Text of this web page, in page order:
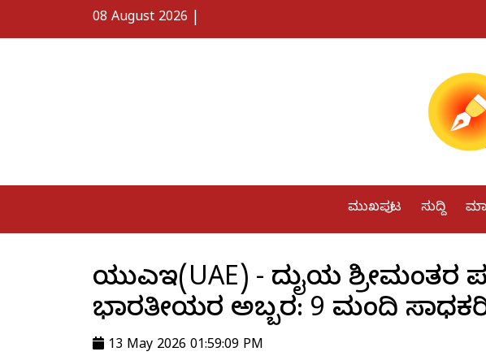
08 August 2026
ಮುಖಪುಟ ಸುದ್ದಿ
ಯುಎಇ(UAE) - ದುಬೈಯ ಶ್ರೀಮಂತರ
ಭಾರತೀಯರ ಅಬ್ಬರ: 9 ಮಂದಿ
13 May 2026 01:59:09 PM